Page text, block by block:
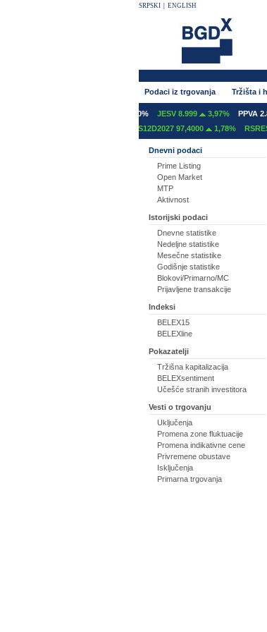
SRPSKI ENGLISH
Podaci iz trgovanja Tržišta i
0,00% JESV 8.999 3,97% PPVA
RSRES12D2027 97,4000 1,78%
Dnevni podaci
Prime Listing
Open Market
MTP
Aktivnost
Istorijski podaci
Dnevne statistike
Nedeljne statistike
Mesečne statistike
Godišnje statistike
Blokovi/Primarno/MC
Prijavljene transakcije
Indeksi
BELEX15
BELEXline
Pokazatelji
Tržišna kapitalizacija
BELEXsentiment
Učešće stranih investitora
Vesti o trgovanju
Uključenja
Promena zone fluktuacije
Promena indikativne cene
Privremene obustave
Isključenja
Primarna trgovanja